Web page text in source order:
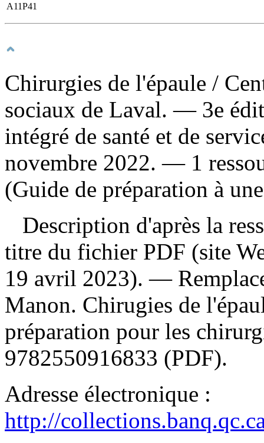
A11P41
Chirurgies de l'épaule /
sociaux de Laval. — 3e
intégré de santé et de
novembre 2022. — 1
(Guide de préparation à
Description d'après la
titre du fichier PDF (site
19 avril 2023). —
Manon. Chirugies de
préparation pour les
9782550916833 (PDF).
Adresse électronique :
http://